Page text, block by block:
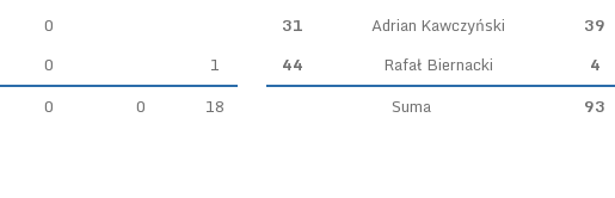
0
0
1
0 0 18
31
Adrian Kawczyński 39
44
Rafał Biernacki 4
Suma
93